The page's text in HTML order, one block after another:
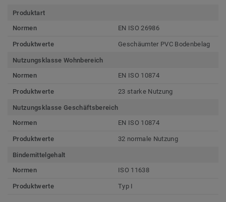
Produktart
Normen
EN ISO 26986
Produktwerte Geschäumter PVC Bodenbelag
Nutzungsklasse Wohnbereich
Normen
EN ISO 10874
Produktwerte 23 starke Nutzung
Nutzungsklasse Geschäftsbereich
Normen
EN ISO 10874
Produktwerte 32 normale Nutzung
Bindemittelgehalt
Normen
ISO 11638
Produktwerte Typ I